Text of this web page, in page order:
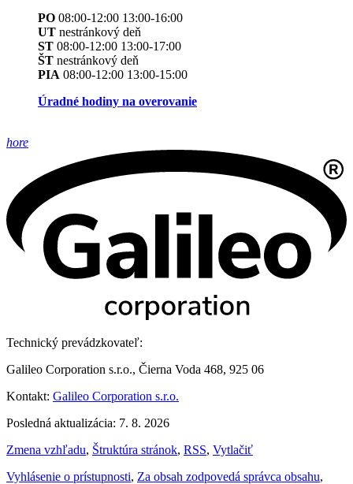
PO 08:00-12:00 13:00-16:00
UT nestránkový deň
ST 08:00-12:00 13:00-17:00
ŠT nestránkový deň
PIA 08:00-12:00 13:00-15:00
Úradné hodiny na overovanie
hore
Technický prevádzkovateľ:
Galileo Corporation s.r.o., Čierna Voda 468, 925 06
Kontakt: Galileo Corporation s.r.o.
Posledná aktualizácia: 7. 8. 2026
Zmena vzhľadu, Štruktúra stránok, RSS, Vytlačiť
Vyhlásenie o prístupnosti, Za obsah zodpovedá správca obsahu,